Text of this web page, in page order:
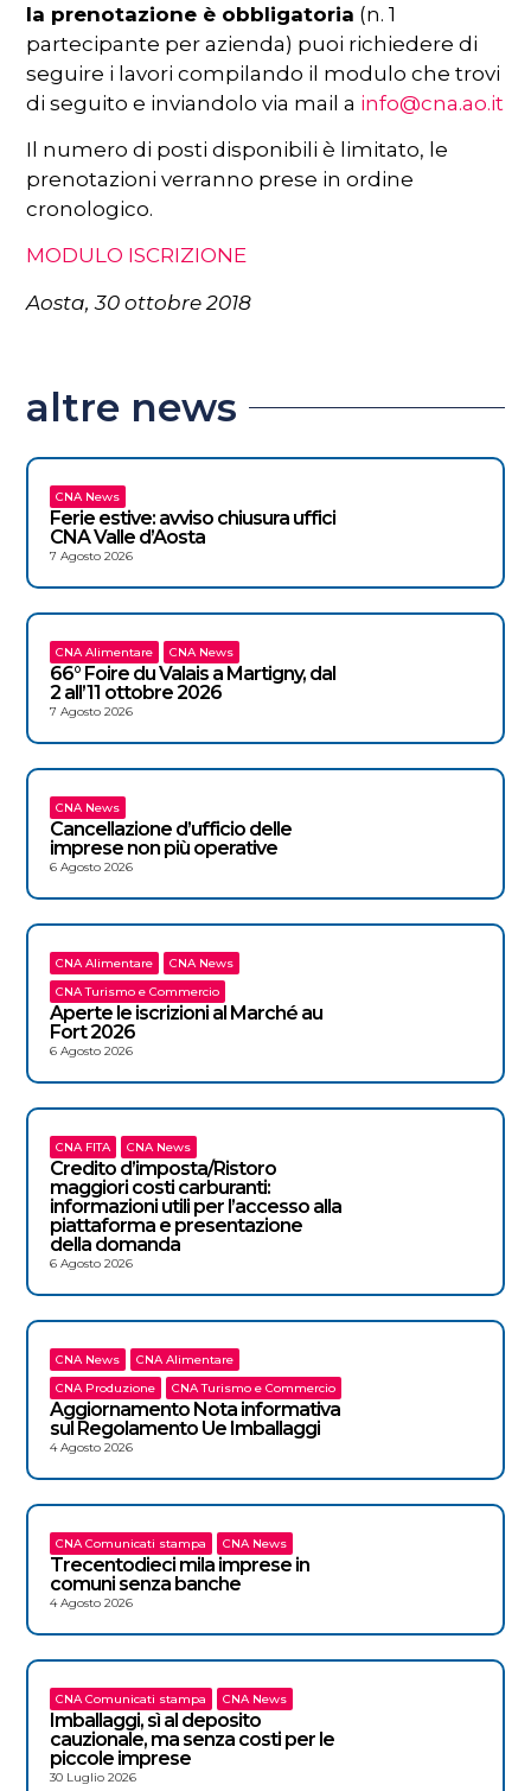
la prenotazione è obbligatoria (n. 1
partecipante per azienda) puoi richiedere di
seguire i lavori compilando il modulo che trovi
di seguito e inviandolo via mail a info@cna.ao.it
Il numero di posti disponibili è limitato, le
prenotazioni verranno prese in ordine
cronologico.
MODULO ISCRIZIONE
Aosta, 30 ottobre 2018
altre news
CNA News
Ferie estive: avviso chiusura uffici
CNA Valle d’Aosta
7 Agosto 2026
CNA Alimentare CNA News
66° Foire du Valais a Martigny, dal
2 all’11 ottobre 2026
7 Agosto 2026
CNA News
Cancellazione d’ufficio delle
imprese non più operative
6 Agosto 2026
CNA Alimentare
CNA News
CNA Turismo e Commercio
Aperte le iscrizioni al Marché au
Fort 2026
6 Agosto 2026
CNA FITA CNA News
Credito d’imposta/Ristoro
maggiori costi carburanti:
informazioni utili per l’accesso alla
piattaforma e presentazione
della domanda
6 Agosto 2026
CNA News
CNA Alimentare
CNA Produzione
CNA Turismo e Commercio
Aggiornamento Nota informativa
sul Regolamento Ue Imballaggi
4 Agosto 2026
CNA Comunicati stampa CNA News
Trecentodieci mila imprese in
comuni senza banche
4 Agosto 2026
CNA Comunicati stampa CNA News
Imballaggi, sì al deposito
cauzionale, ma senza costi per le
piccole imprese
30 Luglio 2026